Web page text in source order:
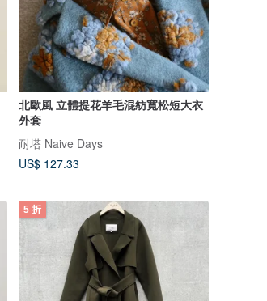
北歐風 立體提花羊毛混紡寬松短大衣
外套
耐塔 Naive Days
US$ 127.33
5 折